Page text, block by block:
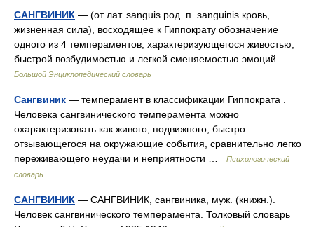
САНГВИНИК — (от лат. sanguis род. п. sanguinis кровь,
жизненная сила), восходящее к Гиппократу обозначение
одного из 4 темпераментов, характеризующегося живостью,
быстрой возбудимостью и легкой сменяемостью эмоций …
Большой Энциклопедический словарь
Сангвиник — темперамент в классификации Гиппократа .
Человека сангвинического темперамента можно
охарактеризовать как живого, подвижного, быстро
отзывающегося на окружающие события, сравнительно легко
переживающего неудачи и неприятности …
Психологический
словарь
САНГВИНИК — САНГВИНИК, сангвиника, муж. (книжн.).
Человек сангвинического темперамента. Толковый словарь